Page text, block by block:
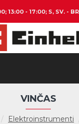
13:00 - 17:00; S, SV. -
Elektroinstrumenti
VINČAS